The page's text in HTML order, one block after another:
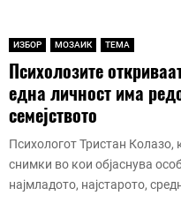
ИЗБОР МОЗАИК ТЕМА
Психолозите
една личност има
семејството
Психологот Тристан Колазо,
снимки во кои објаснува
најмладото, најстарото,